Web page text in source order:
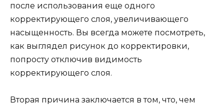
после использования еще одного
корректирующего слоя, увеличивающего
насыщенность. Вы всегда можете посмотреть,
как выглядел рисунок до корректировки,
попросту отключив видимость
корректирующего слоя.
Вторая причина заключается в том, что, чем